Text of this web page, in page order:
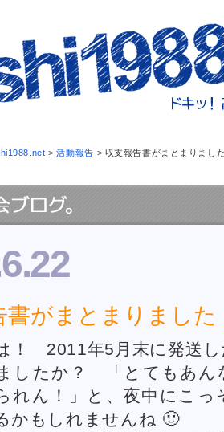
>活動報告 > 収支報告書がまとまりまし
書がまとまりました
！ 2011年5月末に発送
したか？ 「とてもあん
れん！」と、夜中にこ
かもしれませんね 🙂